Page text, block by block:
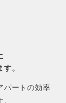
。
パートの効率